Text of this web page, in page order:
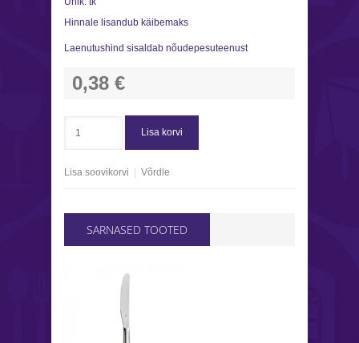
Hinnale lisandub käibemaks
Laenutushind sisaldab nõudepesuteenust
0,38 €
Lisa korvi
Lisa soovikorvi Võrdle
SARNASED TOOTED